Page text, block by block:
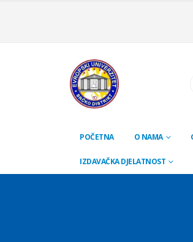
POČETNA O NAMA
IZDAVAČKA DJELATNOST